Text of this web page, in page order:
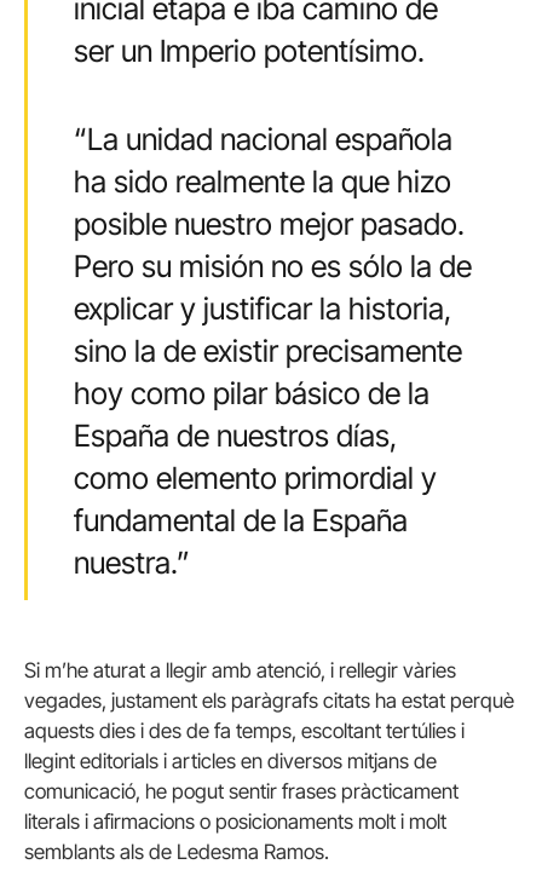
inicial etapa e iba camino de
ser un Imperio potentísimo.
“La unidad nacional española
ha sido realmente la que hizo
posible nuestro mejor pasado.
Pero su misión no es sólo la de
explicar y justificar la historia,
sino la de existir precisamente
hoy como pilar básico de la
España de nuestros días,
como elemento primordial y
fundamental de la España
nuestra.”
Si m’he aturat a llegir amb atenció, i rellegir vàries
vegades, justament els paràgrafs citats ha estat perquè
aquests dies i des de fa temps, escoltant tertúlies i
llegint editorials i articles en diversos mitjans de
comunicació, he pogut sentir frases pràcticament
literals i afirmacions o posicionaments molt i molt
semblants als de Ledesma Ramos.